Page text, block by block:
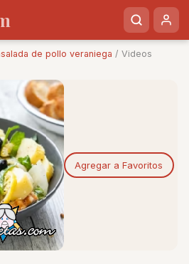
de pollo veraniega / Videos
Agregar a Favoritos